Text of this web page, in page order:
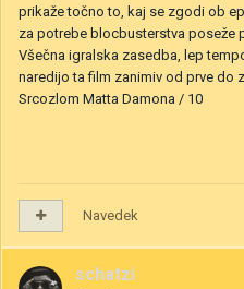
prikaže točno to, kaj se zgodi ob
za potrebe blocbusterstva poseže
Všečna igralska zasedba, lep
naredijo ta film zanimiv od prve do
Srcozlom Matta Damona / 10
Navedek
schatzi